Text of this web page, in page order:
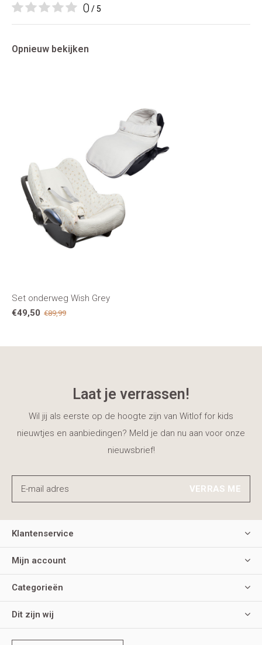
0 / 5
Opnieuw bekijken
Set onderweg Wish Grey
€49,50 €89,99
Laat je verrassen!
Wil jij als eerste op de hoogte zijn van Witlof for kids
nieuwtjes en aanbiedingen? Meld je dan nu aan voor onze
nieuwsbrief!
VERRAS ME
Klantenservice
Mijn account
Categorieën
Dit zijn wij